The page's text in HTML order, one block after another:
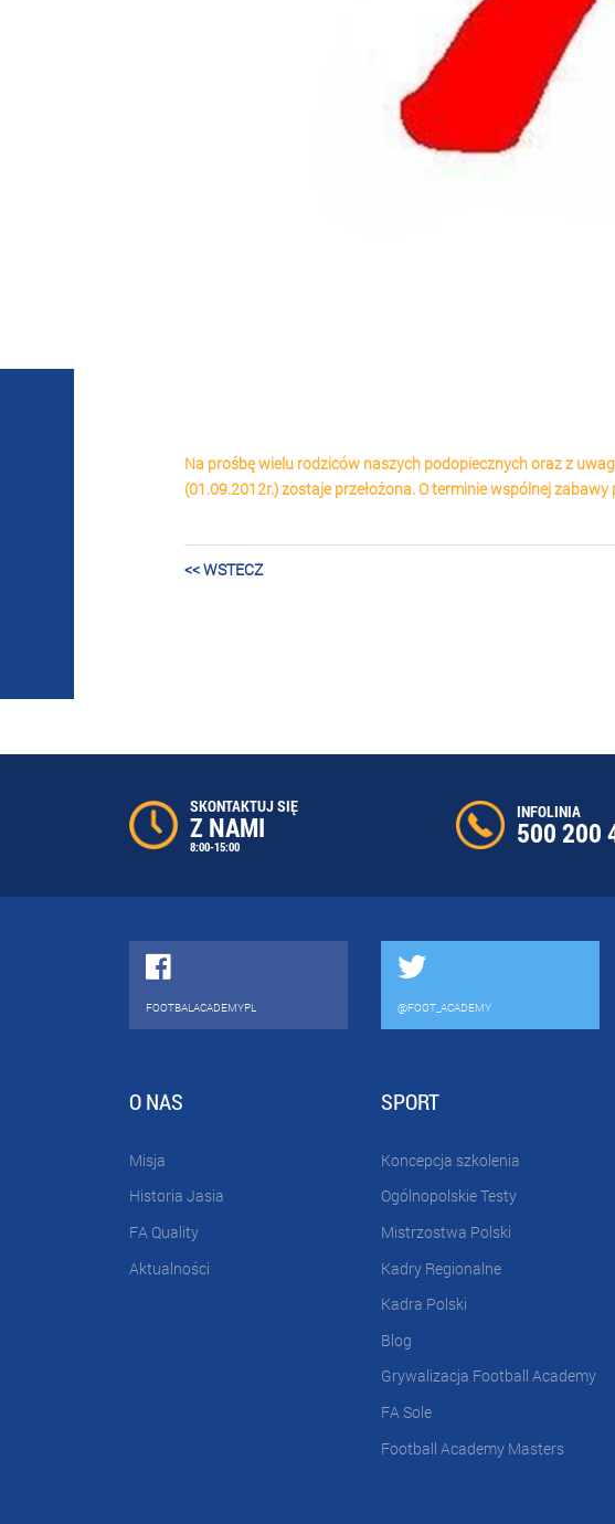
Na prośbę wielu rodziców naszych podopiecznych oraz z
(01.09.2012r.) zostaje przełożona. O terminie wspólnej
<< WSTECZ
SKONTAKTUJ SIĘ
Z NAMI
8:00-15:00
INFOLINIA
500 200
FOOTBALACADEMYPL @FOOT_ACADEMY
O NAS
Misja
Historia Jasia
FA Quality
Aktualności
SPORT
Koncepcja szkolenia
Ogólnopolskie Testy
Mistrzostwa Polski
Kadry Regionalne
Kadra Polski
Blog
Grywalizacja Football Academy
FA Sole
Football Academy Masters